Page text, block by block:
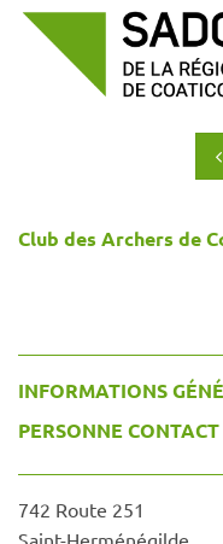
Passer
Club des Archers de
INFORMATIONS
PERSONNE CONTACT
742 Route 251
Saint-Herménégilde